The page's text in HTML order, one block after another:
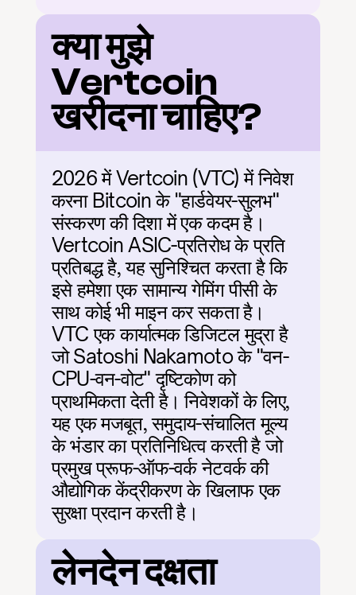
क्या मुझे
Vertcoin
खरीदना चाहिए?
2026 में Vertcoin (VTC) में निवेश
करना Bitcoin के "हार्डवेयर-सुलभ"
संस्करण की दिशा में एक कदम है।
Vertcoin ASIC-प्रतिरोध के प्रति
प्रतिबद्ध है, यह सुनिश्चित करता है कि
इसे हमेशा एक सामान्य गेमिंग पीसी के
साथ कोई भी माइन कर सकता है।
VTC एक कार्यात्मक डिजिटल मुद्रा है
जो Satoshi Nakamoto के "वन-
CPU-वन-वोट" दृष्टिकोण को
प्राथमिकता देती है। निवेशकों के लिए,
यह एक मजबूत, समुदाय-संचालित मूल्य
के भंडार का प्रतिनिधित्व करती है जो
प्रमुख प्रूफ-ऑफ-वर्क नेटवर्क की
औद्योगिक केंद्रीकरण के खिलाफ एक
सुरक्षा प्रदान करती है।
लेनदेन दक्षता